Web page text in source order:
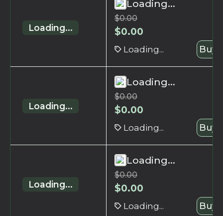
Loading...
Loading...
$0.00
$0.00
Loading... Buy
Loading...
Loading...
$0.00
$0.00
Loading... Buy
Loading...
Loading...
$0.00
$0.00
Loading... Buy